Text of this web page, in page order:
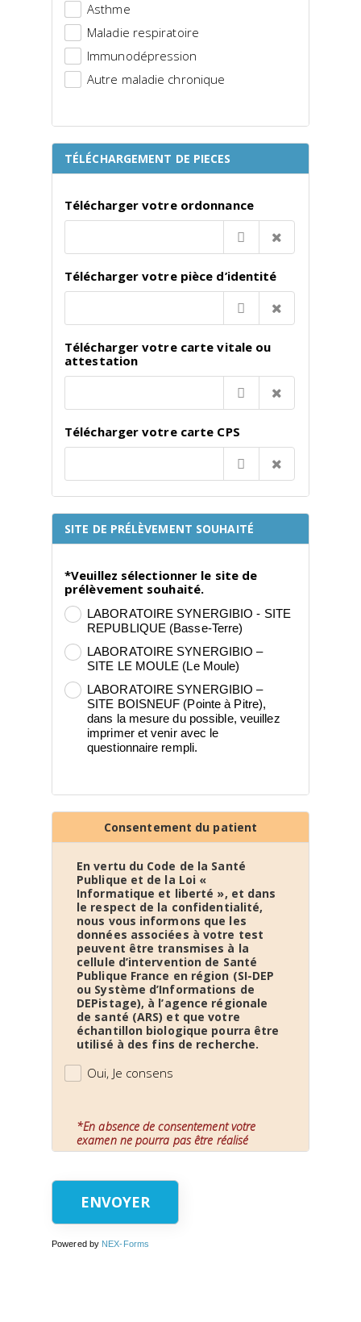
Asthme
Maladie respiratoire
Immunodépression
Autre maladie chronique
TÉLÉCHARGEMENT DE PIECES
Télécharger votre ordonnance
Télécharger votre pièce d’identité
Télécharger votre carte vitale ou
attestation
Télécharger votre carte CPS
SITE DE PRÉLÈVEMENT SOUHAITÉ
*Veuillez sélectionner le site de
prélèvement souhaité.
LABORATOIRE SYNERGIBIO - SITE
REPUBLIQUE (Basse-Terre)
LABORATOIRE SYNERGIBIO –
SITE LE MOULE (Le Moule)
LABORATOIRE SYNERGIBIO –
SITE BOISNEUF (Pointe à Pitre),
dans la mesure du possible, veuillez
imprimer et venir avec le
questionnaire rempli.
Consentement du patient
En vertu du Code de la Santé
Publique et de la Loi «
Informatique et liberté », et dans
le respect de la confidentialité,
nous vous informons que les
données associées à votre test
peuvent être transmises à la
cellule d’intervention de Santé
Publique France en région (SI-DEP
ou Système d’Informations de
DEPistage), à l’agence régionale
de santé (ARS) et que votre
échantillon biologique pourra être
utilisé à des fins de recherche.
Oui, Je consens
*En absence de consentement votre
examen ne pourra pas être réalisé
ENVOYER
Powered by NEX-Forms